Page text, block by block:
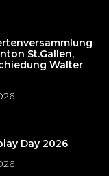
St.Gallen,
Walter
Day 2026